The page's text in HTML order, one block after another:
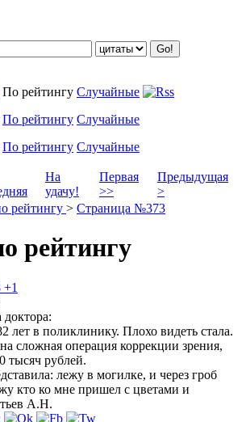
По рейтингу Случайные
По рейтингу Случайные
По рейтингу Случайные
На
удачу!
Первая
>>
Предыдущая
>
рейтингу > Страница №373
рейтингу
+1
доктора:
лет в поликлинику. Плохо видеть стала.
сложная операция коррекции зрения,
тысяч рублей.
лежу в могилке, и через гроб
кто ко мне пришел с цветами и
А.Н.